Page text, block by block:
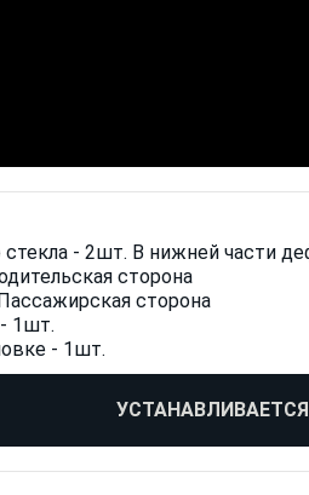
- 2шт. В нижней части
сторона
сторона
1шт.
- 1шт.